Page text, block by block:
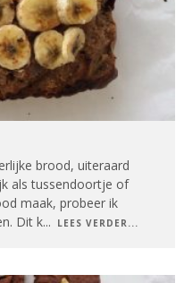
brood, uiteraard
als tussendoortje of
maak, probeer ik
Dit k... LEES VERDER...